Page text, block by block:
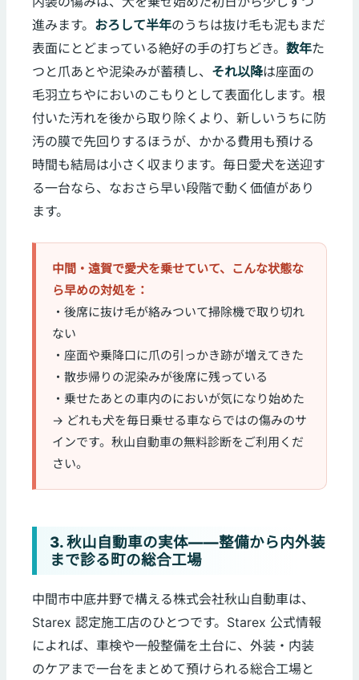
進みます。 おろして半年のうちは抜け毛も泥もまだ
表面にとどまっている絶好の手の打ちどき。数年た
つと爪あとや泥染みが蓄積し、 それ以降は座面の
毛羽立ちやにおいのこもりとして表面化します。根
付いた汚れを後から取り除くより、新しいうちに防
汚の膜で先回りするほうが、かかる費用も預ける
時間も結局は小さく収まります。毎日愛犬を送迎す
る一台なら、なおさら早い段階で動く価値があり
ます。
中間・遠賀で愛犬を乗せていて、こんな状態な
ら早めの対処を：
・後席に抜け毛が絡みついて掃除機で取り切れ
ない
・座面や乗降口に爪の引っかき跡が増えてきた
・散歩帰りの泥染みが後席に残っている
・乗せたあとの車内のにおいが気になり始めた
→ どれも犬を毎日乗せる車ならではの傷みのサ
インです。秋山自動車の無料診断をご利用くだ
さい。
3. 秋山自動車の実体——整備から内外装
まで診る町の総合工場
中間市中底井野で構える株式会社秋山自動車は、
Starex 認定施工店のひとつです。Starex 公式情報
によれば、車検や一般整備を土台に、外装・内装
のケアまで一台をまとめて預けられる総合工場と